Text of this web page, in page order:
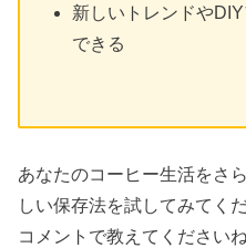
新しいトレンドや
できる
あなたのコーヒー生活をさ
しい保存法を試してみてく
コメントで教えてくださいね